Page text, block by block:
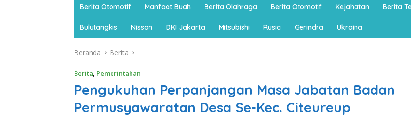
Berita Otomotif Manfaat Buah Berita Olahraga Berita Otomotif Kejahatan Berita
Bulutangkis Nissan DKI Jakarta Mitsubishi Rusia Gerindra Ukraina
Beranda Berita
Berita, Pemerintahan
Pengukuhan Perpanjangan Masa Jabatan Badan
Permusyawaratan Desa Se-Kec. Citeureup